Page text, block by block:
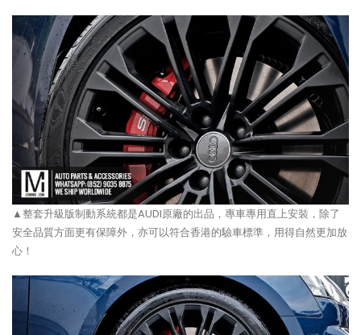
▲整套升級版制動系統都是AUDI原廠的出品，專車專用直上安裝，除了
安全品質方面更有保障外，亦可以符合香港的驗車標準，用得自然更加放
心！